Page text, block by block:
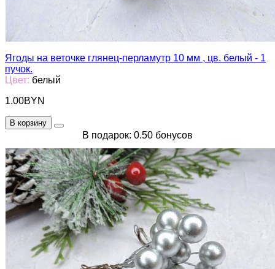
Ягоды на веточке глянец-перламутр 10 мм , цв. белый - 1
пучок.
Цвет: белый
1.00BYN
В корзину
В подарок: 0.50 бонусов